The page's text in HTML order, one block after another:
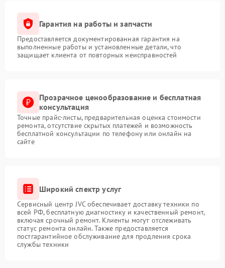
Гарантия на работы и запчасти
Предоставляется документированная гарантия на
выполненные работы и установленные детали, что
защищает клиента от повторных неисправностей
Прозрачное ценообразование и бесплатная
консультация
Точные прайс-листы, предварительная оценка стоимости
ремонта, отсутствие скрытых платежей и возможность
бесплатной консультации по телефону или онлайн на
сайте
Широкий спектр услуг
Сервисный центр JVC обеспечивает доставку техники по
всей РФ, бесплатную диагностику и качественный ремонт,
включая срочный ремонт. Клиенты могут отслеживать
статус ремонта онлайн. Также предоставляется
постгарантийное обслуживание для продления срока
службы техники